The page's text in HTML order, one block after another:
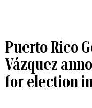
Puerto Rico
Vázquez
for election